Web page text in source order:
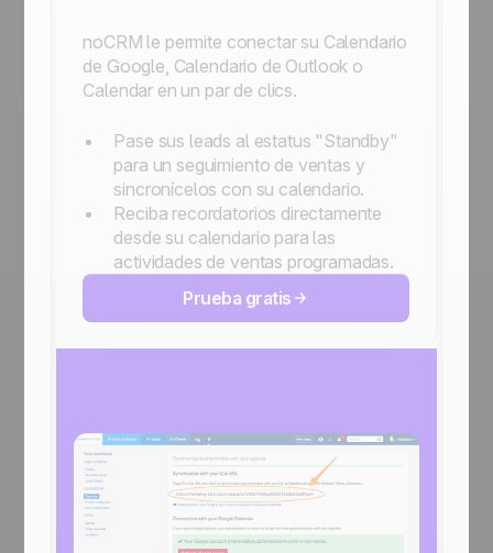
noCRM le permite conectar su Calendario
de Google, Calendario de Outlook o
Calendar en un par de clics.
Pase sus leads al estatus "Standby"
para un seguimiento de ventas y
sincronícelos con su calendario.
Reciba recordatorios directamente
desde su calendario para las
actividades de ventas programadas.
Prueba gratis